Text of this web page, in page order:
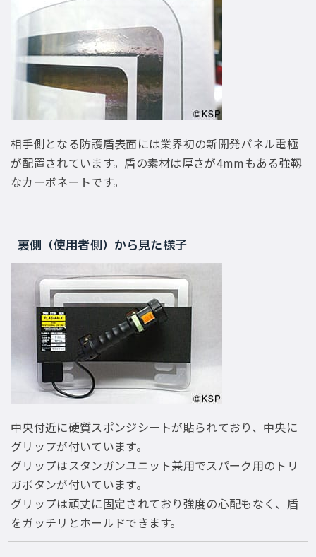
相手側となる防護盾表面には業界初の新開発パネル電極
が配置されています。盾の素材は厚さが4mmもある強靱
なカーボネートです。
裏側（使用者側）から見た様子
中央付近に硬質スポンジシートが貼られており、中央に
グリップが付いています。
グリップはスタンガンユニット兼用でスパーク用のトリ
ガボタンが付いています。
グリップは頑丈に固定されており強度の心配もなく、盾
をガッチリとホールドできます。